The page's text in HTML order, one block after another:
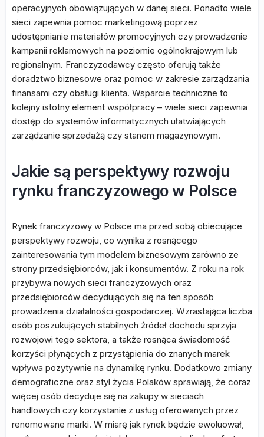
operacyjnych obowiązujących w danej sieci. Ponadto wiele
sieci zapewnia pomoc marketingową poprzez
udostępnianie materiałów promocyjnych czy prowadzenie
kampanii reklamowych na poziomie ogólnokrajowym lub
regionalnym. Franczyzodawcy często oferują także
doradztwo biznesowe oraz pomoc w zakresie zarządzania
finansami czy obsługi klienta. Wsparcie techniczne to
kolejny istotny element współpracy – wiele sieci zapewnia
dostęp do systemów informatycznych ułatwiających
zarządzanie sprzedażą czy stanem magazynowym.
Jakie są perspektywy rozwoju
rynku franczyzowego w Polsce
Rynek franczyzowy w Polsce ma przed sobą obiecujące
perspektywy rozwoju, co wynika z rosnącego
zainteresowania tym modelem biznesowym zarówno ze
strony przedsiębiorców, jak i konsumentów. Z roku na rok
przybywa nowych sieci franczyzowych oraz
przedsiębiorców decydujących się na ten sposób
prowadzenia działalności gospodarczej. Wzrastająca liczba
osób poszukujących stabilnych źródeł dochodu sprzyja
rozwojowi tego sektora, a także rosnąca świadomość
korzyści płynących z przystąpienia do znanych marek
wpływa pozytywnie na dynamikę rynku. Dodatkowo zmiany
demograficzne oraz styl życia Polaków sprawiają, że coraz
więcej osób decyduje się na zakupy w sieciach
handlowych czy korzystanie z usług oferowanych przez
renomowane marki. W miarę jak rynek będzie ewoluował,